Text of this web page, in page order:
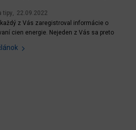
tipy
22.09.2022
z Vás zaregistroval informácie o
cien energie. Nejeden z Vás sa preto
Ak chcete ušetriť za energie, nie je